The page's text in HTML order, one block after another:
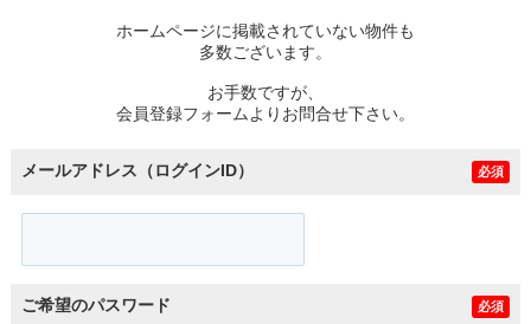
ホームページに掲載されていない物件も
多数ございます。
お手数ですが、
会員登録フォームよりお問合せ下さい。
メールアドレス（ログインID） 必須
ご希望のパスワード 必須